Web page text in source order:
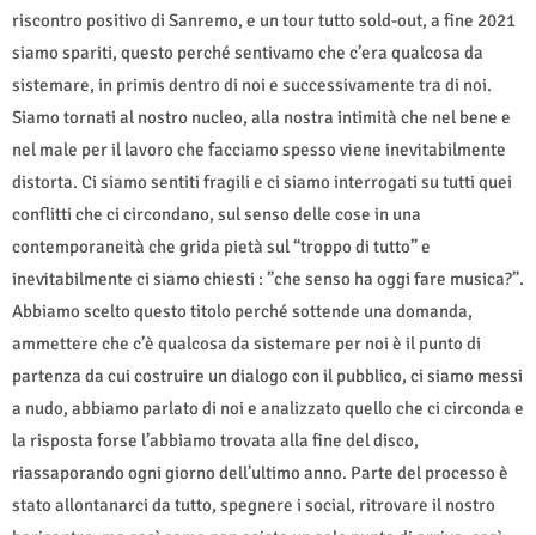
riscontro positivo di Sanremo, e un tour tutto sold-out, a fine 2021
siamo spariti, questo perché sentivamo che c’era qualcosa da
sistemare, in primis dentro di noi e successivamente tra di noi.
Siamo tornati al nostro nucleo, alla nostra intimità che nel bene e
nel male per il lavoro che facciamo spesso viene inevitabilmente
distorta. Ci siamo sentiti fragili e ci siamo interrogati su tutti quei
conflitti che ci circondano, sul senso delle cose in una
contemporaneità che grida pietà sul “troppo di tutto” e
inevitabilmente ci siamo chiesti : ”che senso ha oggi fare musica?”.
Abbiamo scelto questo titolo perché sottende una domanda,
ammettere che c’è qualcosa da sistemare per noi è il punto di
partenza da cui costruire un dialogo con il pubblico, ci siamo messi
a nudo, abbiamo parlato di noi e analizzato quello che ci circonda e
la risposta forse l’abbiamo trovata alla fine del disco,
riassaporando ogni giorno dell’ultimo anno. Parte del processo è
stato allontanarci da tutto, spegnere i social, ritrovare il nostro